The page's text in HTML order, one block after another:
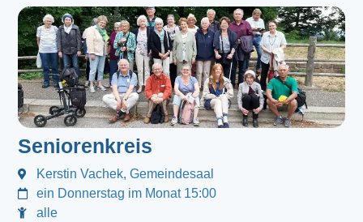
Seniorenkreis
Kerstin Vachek, Gemeindesaal
ein Donnerstag im Monat 15:00
alle